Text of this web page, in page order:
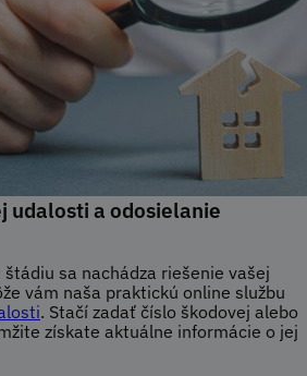
udalosti a odosielanie
sa nachádza riešenie vašej
vám naša praktickú online službu
. Stačí zadať číslo škodovej alebo
získate aktuálne informácie o jej